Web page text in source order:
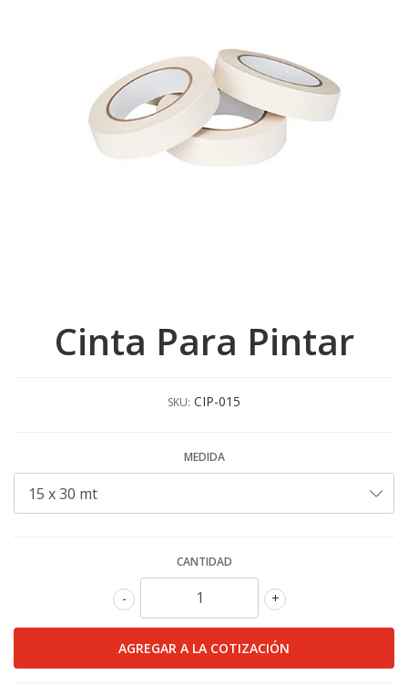
Cinta Para Pintar
SKU: CIP-015
MEDIDA
CANTIDAD
+
-